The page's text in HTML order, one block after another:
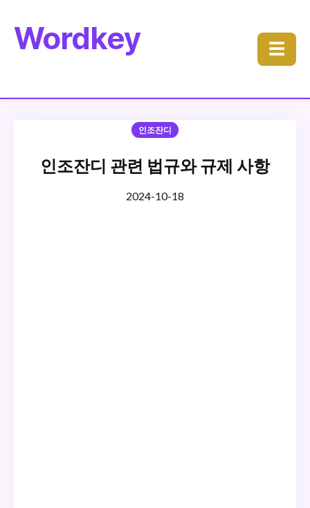
Wordkey ☰
인조잔디
인조잔디 관련 법규와 규제 사항
2024-10-18